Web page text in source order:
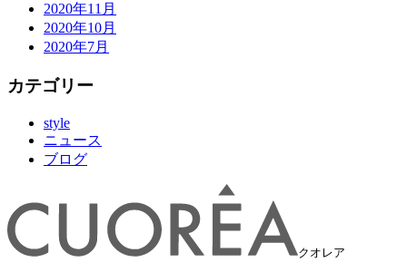
2020年11月
2020年10月
2020年7月
カテゴリー
style
ニュース
ブログ
クオレア